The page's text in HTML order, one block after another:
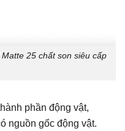
25 chất son siêu cấp
phần động vật,
nguồn gốc động vật.